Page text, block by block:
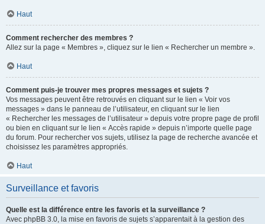
Haut
Comment rechercher des membres ?
Allez sur la page « Membres », cliquez sur le lien « Rechercher un membre ».
Haut
Comment puis-je trouver mes propres messages et sujets ?
Vos messages peuvent être retrouvés en cliquant sur le lien « Voir vos
messages » dans le panneau de l’utilisateur, en cliquant sur le lien
« Rechercher les messages de l’utilisateur » depuis votre propre page de profil
ou bien en cliquant sur le lien « Accès rapide » depuis n’importe quelle page
du forum. Pour rechercher vos sujets, utilisez la page de recherche avancée et
choisissez les paramètres appropriés.
Haut
Surveillance et favoris
Quelle est la différence entre les favoris et la surveillance ?
Avec phpBB 3.0, la mise en favoris de sujets s’apparentait à la gestion des